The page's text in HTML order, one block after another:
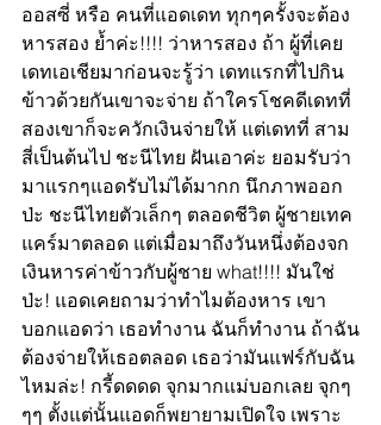
ออสซี่ หรือ คนที่แอดเดท ทุกๆครั้งจะต้อง
หารสอง ย้ำค่ะ!!!! ว่าหารสอง ถ้า ผู้ที่เคย
เดทเอเชียมาก่อนจะรู้ว่า เดทแรกที่ไปกิน
ข้าวด้วยกันเขาจะจ่าย ถ้าใครโชคดีเดทที่
สองเขาก็จะควักเงินจ่ายให้ แต่เดทที่ สาม
สี่เป็นต้นไป ชะนีไทย ฝันเอาค่ะ ยอมรับว่า
มาแรกๆแอดรับไม่ได้มากก นึกภาพออก
ป่ะ ชะนีไทยตัวเล็กๆ ตลอดชีวิต ผู้ชายเทค
แคร์มาตลอด แต่เมื่อมาถึงวันหนึ่งต้องจก
เงินหารค่าข้าวกับผู้ชาย what!!!! มันใช่
ป่ะ! แอดเคยถามว่าทำไมต้องหาร เขา
บอกแอดว่า เธอทำงาน ฉันก็ทำงาน ถ้าฉัน
ต้องจ่ายให้เธอตลอด เธอว่ามันแฟร์กับฉัน
ไหมล่ะ! กรี้ดดดด จุกมากแม่บอกเลย จุกๆ
ๆๆ ตั้งแต่นั้นแอดก็พยายามเปิดใจ เพราะ